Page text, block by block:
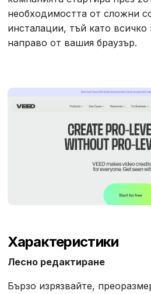
необходимостта от сложни
инсталации, тъй като
направо от вашия браузър.
Характеристики
Лесно редактиране
Бързо изрязвайте,